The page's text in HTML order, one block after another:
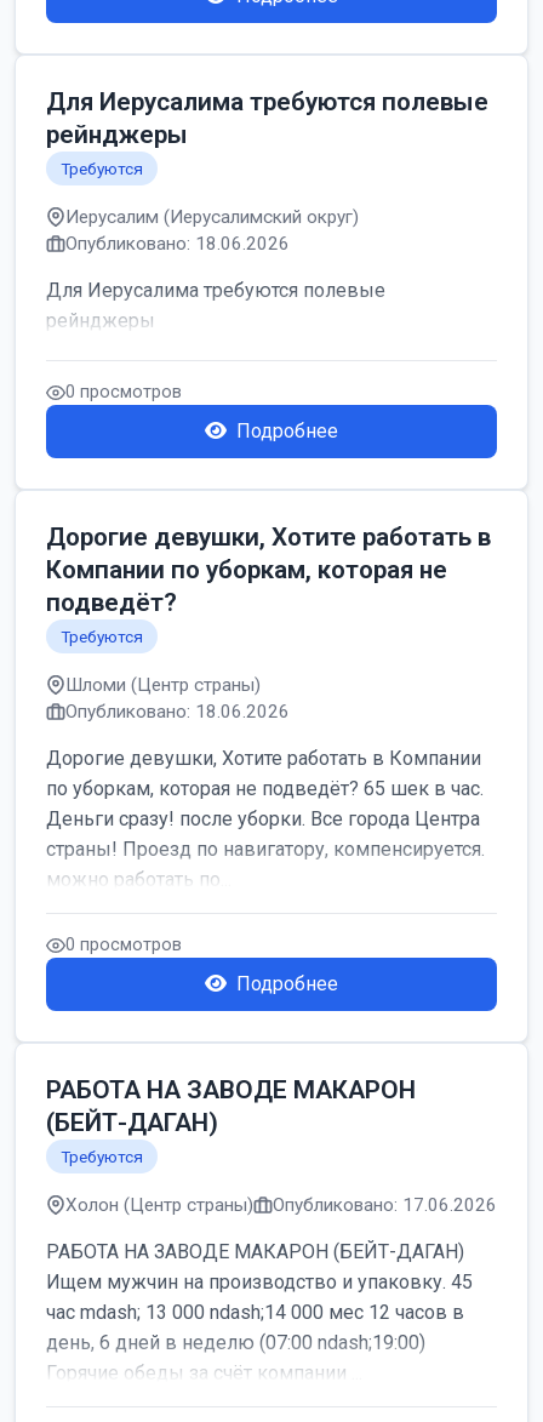
Для Иерусалима требуются полевые
рейнджеры
Требуются
Иерусалим (Иерусалимский округ)
Опубликовано: 18.06.2026
Для Иерусалима требуются полевые
рейнджеры
0 просмотров
Подробнее
Дорогие девушки, Хотите работать в
Компании по уборкам, которая не
подведёт?
Требуются
Шломи (Центр страны)
Опубликовано: 18.06.2026
Дорогие девушки, Хотите работать в Компании
по уборкам, которая не подведёт? 65 шек в час.
Деньги сразу! после уборки. Все города Центра
страны! Проезд по навигатору, компенсируется.
можно работать по...
0 просмотров
Подробнее
РАБОТА НА ЗАВОДЕ МАКАРОН
(БЕЙТ-ДАГАН)
Требуются
Холон (Центр страны) Опубликовано: 17.06.2026
РАБОТА НА ЗАВОДЕ МАКАРОН (БЕЙТ-ДАГАН)
Ищем мужчин на производство и упаковку. 45
час mdash; 13 000 ndash;14 000 мес 12 часов в
день, 6 дней в неделю (07:00 ndash;19:00)
Горячие обеды за счёт компании ...